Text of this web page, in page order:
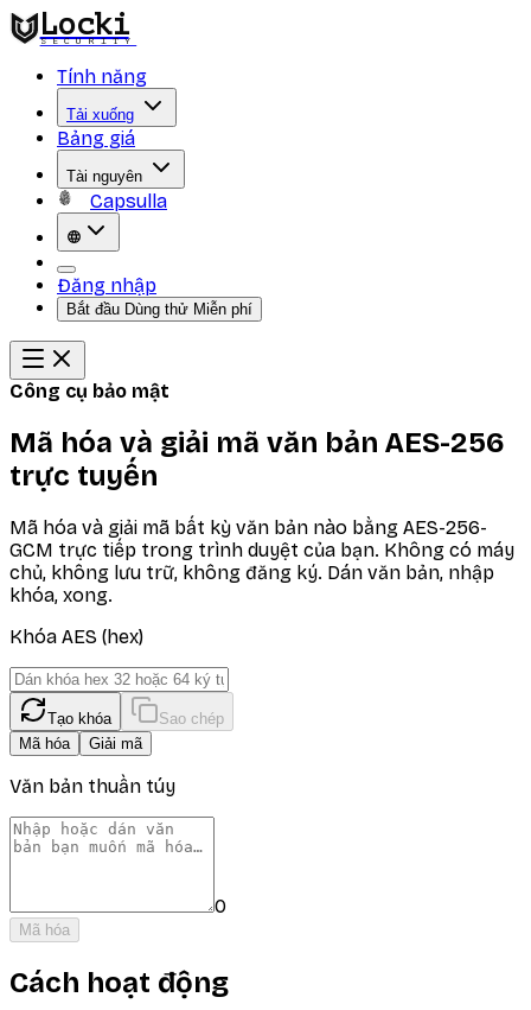
Locki
SECURITY
Tính năng
Tải xuống
Bảng giá
Tài nguyên
Capsulla
Đăng nhập
Bắt đầu Dùng thử Miễn phí
Công cụ bảo mật
Mã hóa và giải mã văn bản AES-256
trực tuyến
Mã hóa và giải mã bất kỳ văn bản nào bằng AES-256-
GCM trực tiếp trong trình duyệt của bạn. Không có máy
chủ, không lưu trữ, không đăng ký. Dán văn bản, nhập
khóa, xong.
Khóa AES (hex)
Tạo khóa
Sao chép
Mã hóa
Giải mã
Văn bản thuần túy
0
Mã hóa
Cách hoạt động